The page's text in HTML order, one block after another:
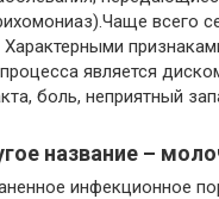
всего
является
боль, неприятный
название –
инфекционное